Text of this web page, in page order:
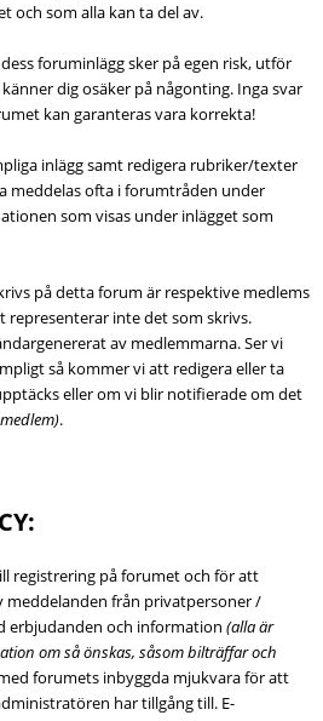
och som alla kan ta del av.
foruminlägg sker på egen risk, utför
dig osäker på någonting. Inga svar
kan garanteras vara korrekta!
inlägg samt redigera rubriker/texter
meddelas ofta i forumtråden under
som visas under inlägget som
på detta forum är respektive medlems
representerar inte det som skrivs.
av medlemmarna. Ser vi
så kommer vi att redigera eller ta
eller om vi blir notifierade om det
.
registrering på forumet och för att
meddelanden från privatpersoner /
erbjudanden och information (alla är
om så önskas, såsom bilträffar och
forumets inbyggda mjukvara för att
har tillgång till. E-